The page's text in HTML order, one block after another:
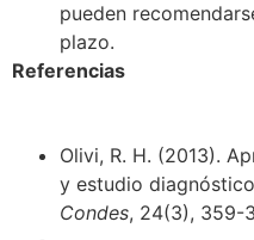
pueden
plazo.
Referencias
Olivi, R. H. (2013).
y estudio
Condes, 24(3), 359-